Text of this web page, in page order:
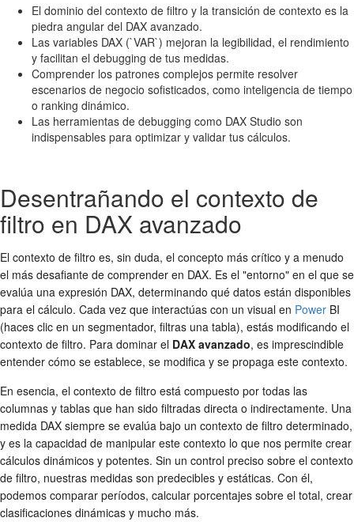
El dominio del contexto de filtro y la transición de contexto es la
piedra angular del DAX avanzado.
Las variables DAX (`VAR`) mejoran la legibilidad, el rendimiento
y facilitan el debugging de tus medidas.
Comprender los patrones complejos permite resolver
escenarios de negocio sofisticados, como inteligencia de tiempo
o ranking dinámico.
Las herramientas de debugging como DAX Studio son
indispensables para optimizar y validar tus cálculos.
Desentrañando el contexto de
filtro en DAX avanzado
El contexto de filtro es, sin duda, el concepto más crítico y a menudo
el más desafiante de comprender en DAX. Es el "entorno" en el que se
evalúa una expresión DAX, determinando qué datos están disponibles
para el cálculo. Cada vez que interactúas con un visual en Power BI
(haces clic en un segmentador, filtras una tabla), estás modificando el
contexto de filtro. Para dominar el DAX avanzado, es imprescindible
entender cómo se establece, se modifica y se propaga este contexto.
En esencia, el contexto de filtro está compuesto por todas las
columnas y tablas que han sido filtradas directa o indirectamente. Una
medida DAX siempre se evalúa bajo un contexto de filtro determinado,
y es la capacidad de manipular este contexto lo que nos permite crear
cálculos dinámicos y potentes. Sin un control preciso sobre el contexto
de filtro, nuestras medidas son predecibles y estáticas. Con él,
podemos comparar períodos, calcular porcentajes sobre el total, crear
clasificaciones dinámicas y mucho más.